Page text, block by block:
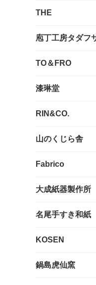
THE
庖丁工房タダフ
TO＆FRO
漆琳堂
RIN&CO.
山のくじら舎
Fabrico
大成紙器製作所
名尾手すき和紙
KOSEN
鍋島虎仙窯